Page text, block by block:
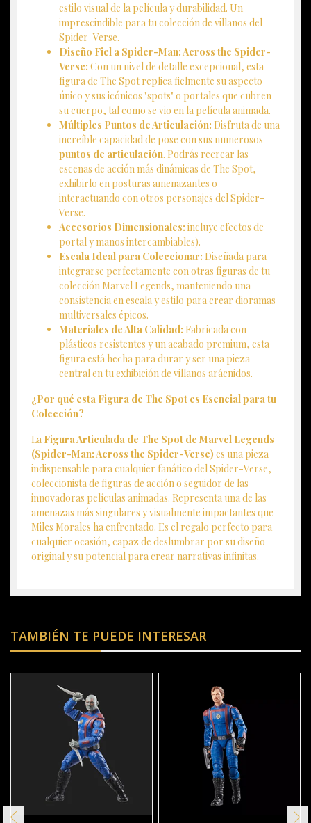
estilo visual de la película y durabilidad. Un
imprescindible para tu colección de villanos del
Spider-Verse.
Diseño Fiel a Spider-Man: Across the Spider-
Verse: Con un nivel de detalle excepcional, esta
figura de The Spot replica fielmente su aspecto
único y sus icónicos "spots" o portales que cubren
su cuerpo, tal como se vio en la película animada.
Múltiples Puntos de Articulación: Disfruta de una
increíble capacidad de pose con sus numerosos
puntos de articulación. Podrás recrear las
escenas de acción más dinámicas de The Spot,
exhibirlo en posturas amenazantes o
interactuando con otros personajes del Spider-
Verse.
Accesorios Dimensionales: incluye efectos de
portal y manos intercambiables).
Escala Ideal para Coleccionar: Diseñada para
integrarse perfectamente con otras figuras de tu
colección Marvel Legends, manteniendo una
consistencia en escala y estilo para crear dioramas
multiversales épicos.
Materiales de Alta Calidad: Fabricada con
plásticos resistentes y un acabado premium, esta
figura está hecha para durar y ser una pieza
central en tu exhibición de villanos arácnidos.
¿Por qué esta Figura de The Spot es Esencial para tu
Colección?
La Figura Articulada de The Spot de Marvel Legends
(Spider-Man: Across the Spider-Verse) es una pieza
indispensable para cualquier fanático del Spider-Verse,
coleccionista de figuras de acción o seguidor de las
innovadoras películas animadas. Representa una de las
amenazas más singulares y visualmente impactantes que
Miles Morales ha enfrentado. Es el regalo perfecto para
cualquier ocasión, capaz de deslumbrar por su diseño
original y su potencial para crear narrativas infinitas.
TAMBIÉN TE PUEDE INTERESAR